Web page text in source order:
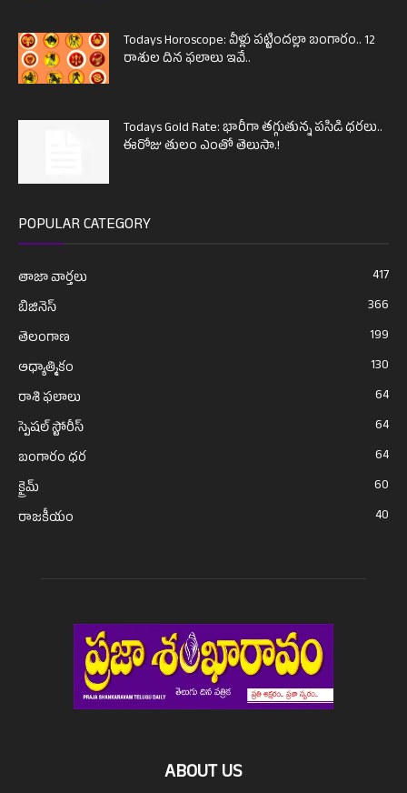
Todays Horoscope: వీళ్లు పట్టిందల్లా బంగారం.. 12
రాశుల దిన ఫలాలు ఇవే..
Todays Gold Rate: భారీగా తగ్గుతున్న పసిడి ధరలు..
ఈరోజు తులం ఎంతో తెలుసా.!
POPULAR CATEGORY
తాజా వార్తలు
417
బిజినెస్
366
తెలంగాణ
199
ఆధ్యాత్మికం
130
రాశి ఫలాలు
64
స్పెషల్ స్టోరీస్
64
బంగారం ధర
64
క్రైమ్
60
రాజకీయం
40
ABOUT US